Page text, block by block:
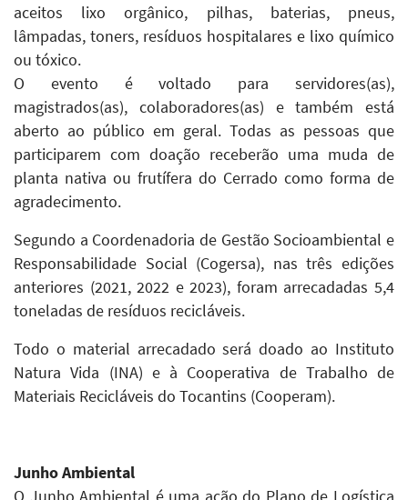
aceitos lixo orgânico, pilhas, baterias, pneus,
lâmpadas, toners, resíduos hospitalares e lixo químico
ou tóxico.
O evento é voltado para servidores(as),
magistrados(as), colaboradores(as) e também está
aberto ao público em geral. Todas as pessoas que
participarem com doação receberão uma muda de
planta nativa ou frutífera do Cerrado como forma de
agradecimento.
Segundo a Coordenadoria de Gestão Socioambiental e
Responsabilidade Social (Cogersa), nas três edições
anteriores (2021, 2022 e 2023), foram arrecadadas 5,4
toneladas de resíduos recicláveis.
Todo o material arrecadado será doado ao Instituto
Natura Vida (INA) e à Cooperativa de Trabalho de
Materiais Recicláveis do Tocantins (Cooperam).
Junho Ambiental
O Junho Ambiental é uma ação do Plano de Logística